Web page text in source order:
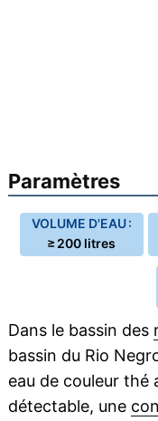
Paramètres
VOLUME D'EAU :
≥ 200 litres
Dans le bassin des
bassin du Rio
eau de couleur thé
détectable, une